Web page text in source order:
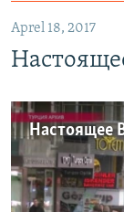
Aprel 18, 2017
Настоящее
No